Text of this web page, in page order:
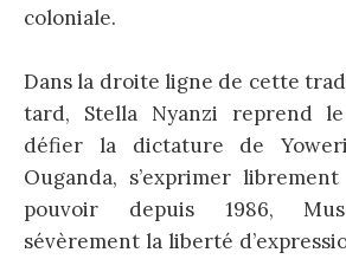
coloniale.
Dans la droite ligne de cette
tard, Stella Nyanzi reprend
défier la dictature de
Ouganda, s’exprimer
pouvoir depuis 1986,
sévèrement la liberté